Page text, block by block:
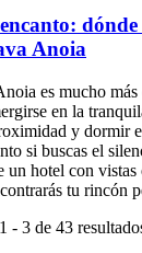
Anoia
es mucho más
en la
y dormir
si buscas el
un hotel con
tu rincón
- 3 de 43